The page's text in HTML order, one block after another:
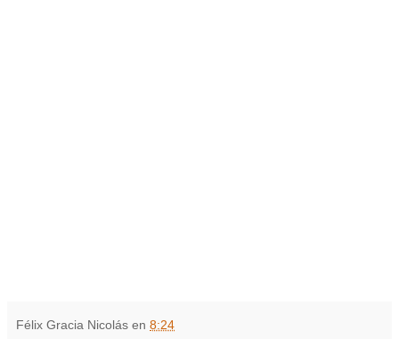
Félix Gracia Nicolás en 8:24